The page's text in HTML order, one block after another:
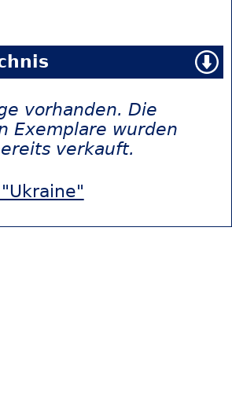
vorhanden. Die
Exemplare wurden
verkauft.